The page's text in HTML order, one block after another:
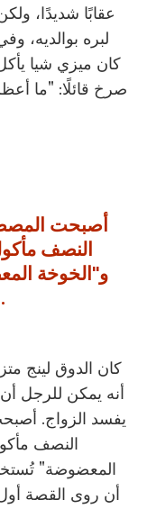
عقابًا شديدًا،
لبره بوالديه،
كان ميزي شيا
صرخ قائلًا: "ما
أصبحت
النصف
و"الخوخة
العلاقات المثلية.
كان الدوق لينج
أنه يمكن للرجل
يفسد الزواج.
النصف
المعضوضة"
أن روى القصة